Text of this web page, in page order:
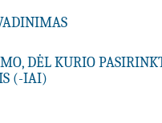
DĖL KURIO
(-IAI)